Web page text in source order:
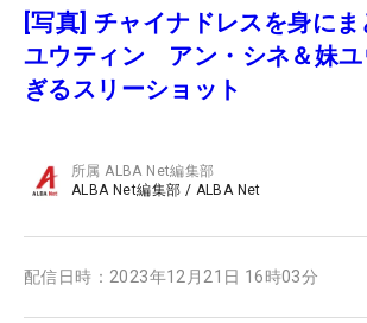
[写真] チャイナドレスを身にま
ユウティン アン・シネ＆妹ユ
ぎるスリーショット
所属ALBA Net編集部
ALBA Net編集部 / ALBA Net
配信日時： 2023年12月21日 16時03分